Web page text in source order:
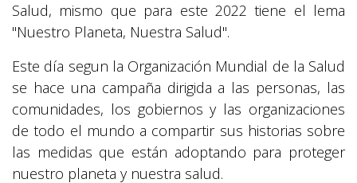
Salud, mismo que para este 2022 tiene el lema
"Nuestro Planeta, Nuestra Salud".
Este día segun la Organización Mundial de la Salud
se hace una campaña dirigida a las personas, las
comunidades, los gobiernos y las organizaciones
de todo el mundo a compartir sus historias sobre
las medidas que están adoptando para proteger
nuestro planeta y nuestra salud.